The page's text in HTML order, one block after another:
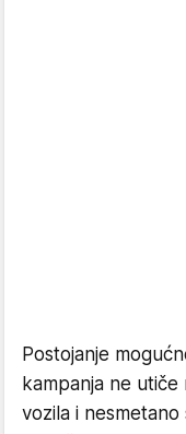
Postojanje
kampanja ne
vozila i